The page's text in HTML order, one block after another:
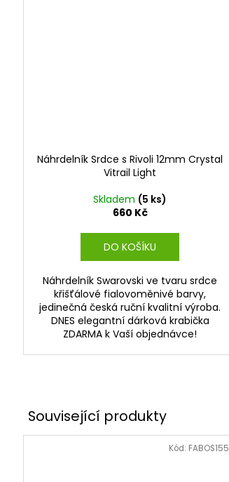
Náhrdelník Srdce s Rivoli 12mm Crystal
Vitrail Light
Skladem (5 ks)
660 Kč
DO KOŠÍKU
Náhrdelník Swarovski ve tvaru srdce
křišťálové fialovoměnivé barvy,
jedinečná česká ruční kvalitní výroba.
DNES elegantní dárková krabička
ZDARMA k Vaší objednávce!
Kód: FABOS155